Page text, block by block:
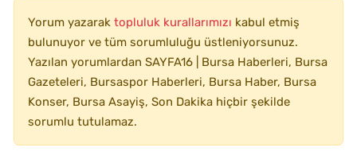
Yorum yazarak topluluk kurallarımızı kabul etmiş
bulunuyor ve tüm sorumluluğu üstleniyorsunuz.
Yazılan yorumlardan SAYFA16 | Bursa Haberleri, Bursa
Gazeteleri, Bursaspor Haberleri, Bursa Haber, Bursa
Konser, Bursa Asayiş, Son Dakika hiçbir şekilde
sorumlu tutulamaz.